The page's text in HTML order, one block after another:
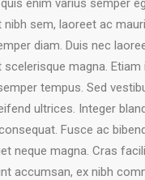
enim varius semper
nibh sem, laoreet ac
diam. Duis nec
scelerisque magna. Etiam
tempus. Sed
ultrices. Integer
Fusce ac
neque magna. Cras
accumsan, ex nibh